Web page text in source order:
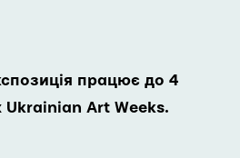
працює до 4
Ukrainian Art Weeks.